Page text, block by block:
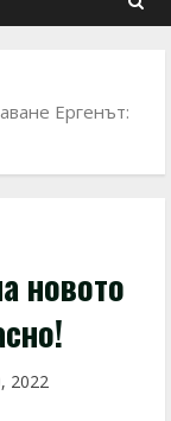
Ергенът:
новото
2022